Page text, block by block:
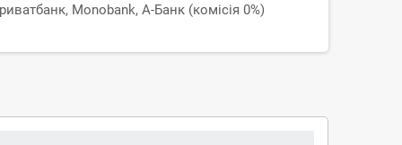
Monobank, А-Банк (комісія 0%)